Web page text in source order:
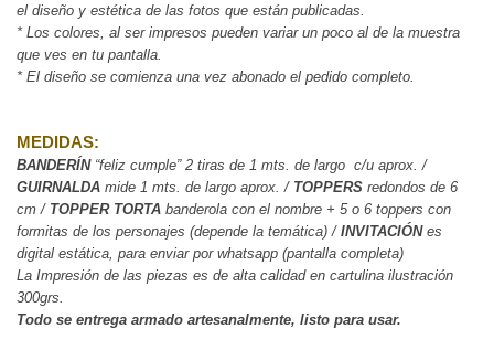
el diseño y estética de las fotos que están publicadas.
* Los colores, al ser impresos pueden variar un poco al de la muestra
que ves en tu pantalla.
* El diseño se comienza una vez abonado el pedido completo.
MEDIDAS:
BANDERÍN “feliz cumple” 2 tiras de
1 mts. de largo  c/u aprox. /
GUIRNALDA mide 1 mts. de largo aprox. / TOPPERS redondos de 6
cm / TOPPER TORTA banderola con el nombre + 5 o 6 toppers con
formitas de los personajes (depende la temática) / INVITACIÓN es
digital estática, para enviar por whatsapp (pantalla completa)
La Impresión de las piezas es de alta calidad en cartulina ilustración
300grs.
Todo se entrega armado artesanalmente, listo para usar.